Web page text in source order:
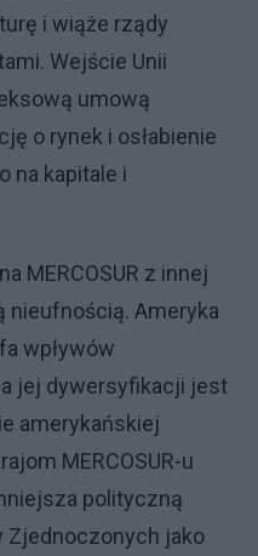
i wiąże rządy
Wejście Unii
umową
o rynek i osłabienie
na kapitale i
MERCOSUR z innej
nieufnością. Ameryka
wpływów
jej dywersyfikacji jest
amerykańskiej
MERCOSUR-u
polityczną
Zjednoczonych jako